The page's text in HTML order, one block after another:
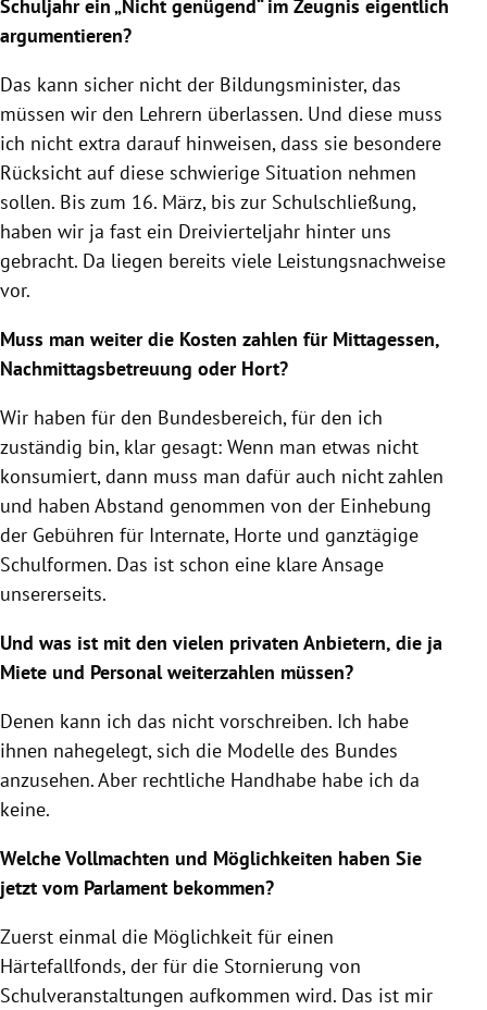
Schuljahr ein „Nicht genügend“ im Zeugnis eigentlich
argumentieren?
Das kann sicher nicht der Bildungsminister, das
müssen wir den Lehrern überlassen. Und diese muss
ich nicht extra darauf hinweisen, dass sie besondere
Rücksicht auf diese schwierige Situation nehmen
sollen. Bis zum 16. März, bis zur Schulschließung,
haben wir ja fast ein Dreivierteljahr hinter uns
gebracht. Da liegen bereits viele Leistungsnachweise
vor.
Muss man weiter die Kosten zahlen für Mittagessen,
Nachmittagsbetreuung oder Hort?
Wir haben für den Bundesbereich, für den ich
zuständig bin, klar gesagt: Wenn man etwas nicht
konsumiert, dann muss man dafür auch nicht zahlen
und haben Abstand genommen von der Einhebung
der Gebühren für Internate, Horte und ganztägige
Schulformen. Das ist schon eine klare Ansage
unsererseits.
Und was ist mit den vielen privaten Anbietern, die ja
Miete und Personal weiterzahlen müssen?
Denen kann ich das nicht vorschreiben. Ich habe
ihnen nahegelegt, sich die Modelle des Bundes
anzusehen. Aber rechtliche Handhabe habe ich da
keine.
Welche Vollmachten und Möglichkeiten haben Sie
jetzt vom Parlament bekommen?
Zuerst einmal die Möglichkeit für einen
Härtefallfonds, der für die Stornierung von
Schulveranstaltungen aufkommen wird. Das ist mir